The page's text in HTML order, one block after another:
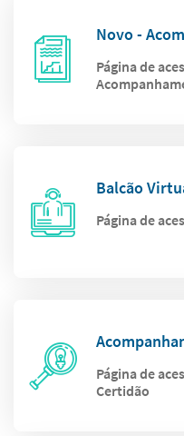
Novo -
Página de
Balcão
Página de
Página de
Certidão